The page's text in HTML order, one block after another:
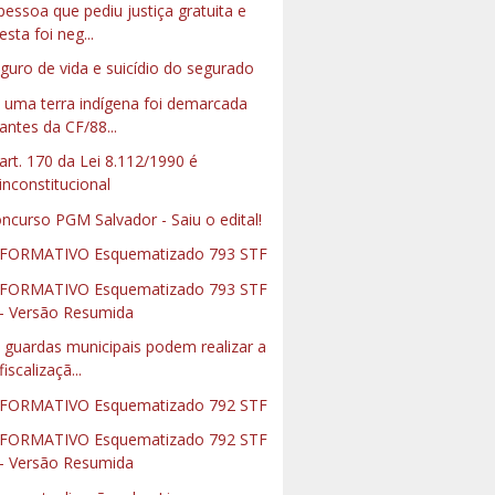
que pediu justiça gratuita e
esta foi neg...
de vida e suicídio do segurado
uma terra indígena foi demarcada
antes da CF/88...
170 da Lei 8.112/1990 é
inconstitucional
PGM Salvador - Saiu o edital!
Esquematizado 793 STF
Esquematizado 793 STF
- Versão Resumida
guardas municipais podem realizar a
fiscalizaçã...
Esquematizado 792 STF
Esquematizado 792 STF
- Versão Resumida